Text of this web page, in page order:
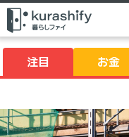
注目 お金